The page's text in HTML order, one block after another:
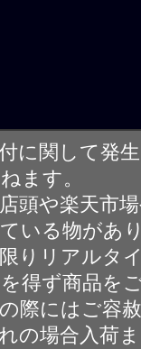
付に関して発
ます。
店頭や楽天市
いる物があ
限りリアルタ
得ず商品を
際にはご容
れの場合入荷